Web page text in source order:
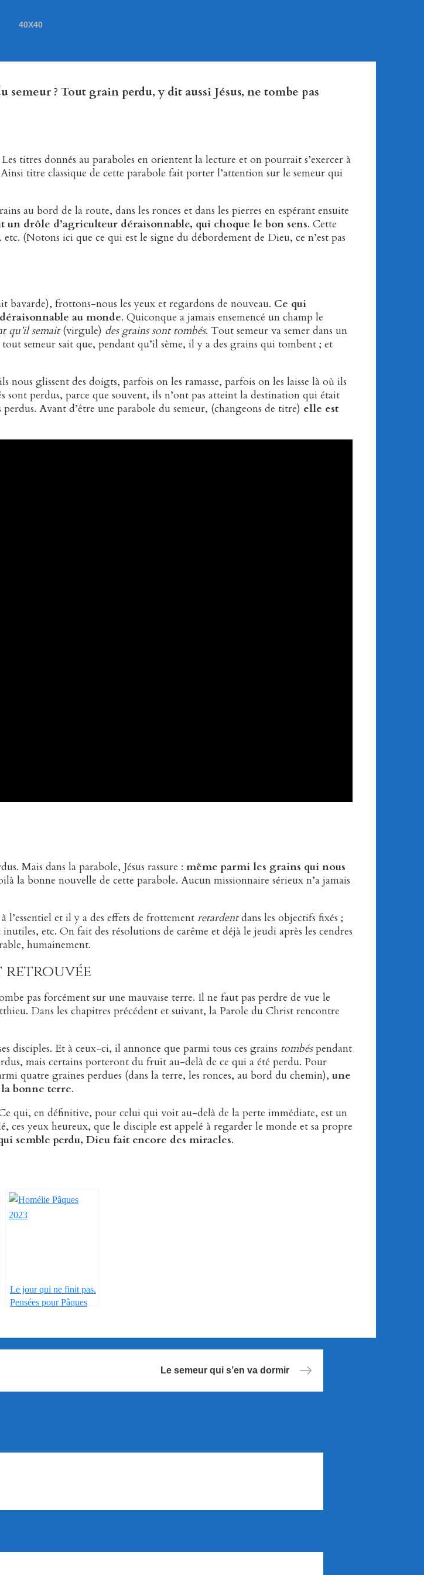
40X40
? Tout grain perdu, y dit aussi Jésus, ne tombe pas
titres donnés au paraboles en orientent la lecture et on pourrait s’exercer à
titre classique de cette parabole fait porter l’attention sur le semeur qui
au bord de la route, dans les ronces et dans les pierres en espérant ensuite
un drôle d’agriculteur déraisonnable, qui choque le bon sens. Cette
(Notons ici que ce qui est le signe du débordement de Dieu, ce n’est pas
bavarde), frottons-nous les yeux et regardons de nouveau. Ce qui
au monde. Quiconque a jamais ensemencé un champ le
qu’il semait(virgule) des grains sont tombés. Tout semeur va semer dans un
semeur sait que, pendant qu’il sème, il y a des grains qui tombent ; et
glissent des doigts, parfois on les ramasse, parfois on les laisse là où ils
sont perdus, parce que souvent, ils n’ont pas atteint la destination qui était
Avant d’être une parabole du semeur, (changeons de titre) elle est
Mais dans la parabole, Jésus rassure : même parmi les grains qui nous
la bonne nouvelle de cette parabole. Aucun missionnaire sérieux n’a jamais
l’essentiel et il y a des effets de frottement retardentdans les objectifs fixés ;
etc. On fait des résolutions de carême et déjà le jeudi après les cendres
humainement.
retrouvée
pas forcément sur une mauvaise terre. Il ne faut pas perdre de vue le
Dans les chapitres précédent et suivant, la Parole du Christ rencontre
disciples. Et à ceux-ci, il annonce que parmi tous ces grains tombéspendant
mais certains porteront du fruit au-delà de ce qui a été perdu. Pour
quatre graines perdues (dans la terre, les ronces, au bord du chemin), une
bonne terre.
qui, en définitive, pour celui qui voit au-delà de la perte immédiate, est un
ces yeux heureux, que le disciple est appelé à regarder le monde et sa propre
semble perdu, Dieu fait encore des miracles.
Le jour qui ne finit pas.
Pensées pour Pâques
Le semeur qui s’en va dormir